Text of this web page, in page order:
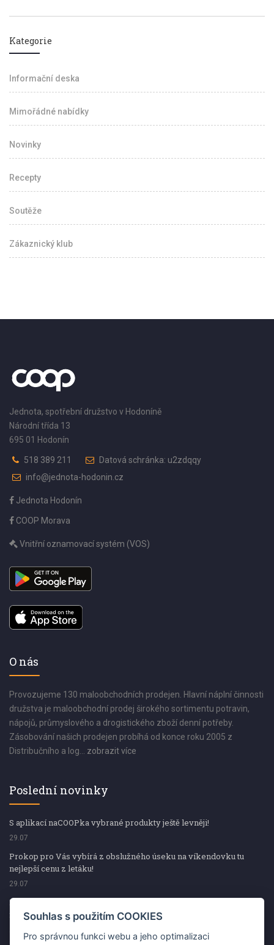
Kategorie
Informační deska
Mimořádné nabídky
Novinky
Recepty
Soutěže
Zákaznický klub
Jednota, spotřební družstvo v Hodoníně
Národní třída 13
695 01 Hodonín
518 389 211
Datová schránka: u2zdqqy
info@jednota-hodonin.cz
Jednota Hodonín
COOP Morava
Vnitřní oznamovací systém (VOS)
O nás
Provozujeme 130 maloobchodních prodejen. Hlavní náplní činnosti
družstva je maloobchodní prodej širokého sortimentu potravin,
nápojů, průmyslového a drogistického zboží denní potřeby.
Zásobování našich prodejen probíhá od konce roku 2005 z
Distribučního a log... zobrazit více
Poslední novinky
S aplikací naCOOPka vybrané produkty ještě levněji!
29.07
Prokop pro Vás vybírá z obslužného úseku na víkendovku tu
nejlepší cenu z letáku!
29.07
Prokop pro Vás vybírá z obslužného úseku na víkendovku tu
nejlepší cenu z letáku!
Souhlas s použitím COOKIES
Pro správnou funkci webu a jeho optimalizaci